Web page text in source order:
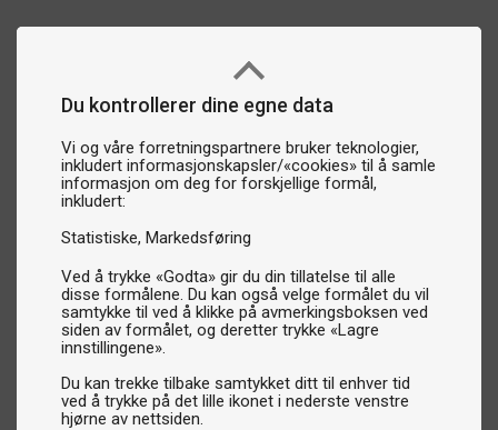
Du kontrollerer dine egne data
Vi og våre forretningspartnere bruker teknologier,
inkludert informasjonskapsler/«cookies» til å samle
informasjon om deg for forskjellige formål,
inkludert:
Statistiske Markedsføring
Ved å trykke «Godta» gir du din tillatelse til alle
disse formålene. Du kan også velge formålet du vil
samtykke til ved å klikke på avmerkingsboksen ved
siden av formålet, og deretter trykke «Lagre
innstillingene».
Du kan trekke tilbake samtykket ditt til enhver tid
ved å trykke på det lille ikonet i nederste venstre
hjørne av nettsiden.